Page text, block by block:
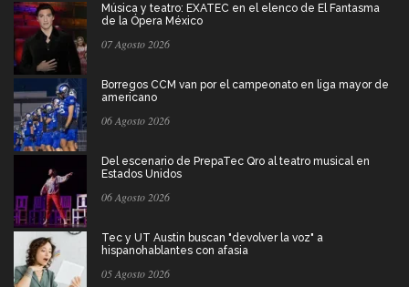
Música y teatro: EXATEC en el elenco de El Fantasma
de la Ópera México
07 Agosto 2026
Borregos CCM van por el campeonato en liga mayor de
americano
06 Agosto 2026
Del escenario de PrepaTec Qro al teatro musical en
Estados Unidos
06 Agosto 2026
Tec y UT Austin buscan "devolver la voz" a
hispanohablantes con afasia
05 Agosto 2026